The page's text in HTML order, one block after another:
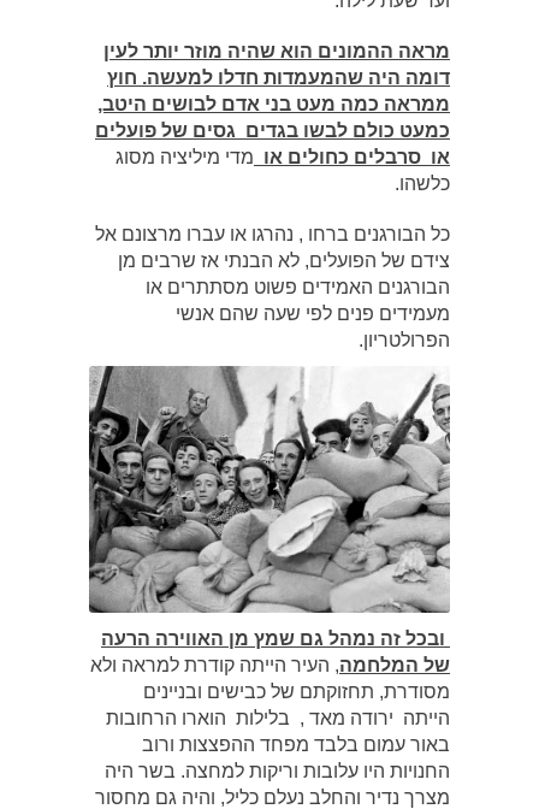
מראה ההמונים הוא שהיה מוזר יותר לעין
דומה היה שהמעמדות חדלו למעשה. חוץ
ממראה כמה מעט בני אדם לבושים היטב,
כמעט כולם לבשו בגדים גסים של פועלים
או סרבלים כחולים או מדי מיליציה מסוג
כלשהו.
כל הבורגנים ברחו , נהרגו או עברו מרצונם אל
צידם של הפועלים, לא הבנתי אז שרבים מן
הבורגנים האמידים פשוט מסתתרים או
מעמידים פנים לפי שעה שהם אנשי
הפרולטריון.
ובכל זה נמהל גם שמץ מן האווירה הרעה
של המלחמה, העיר הייתה קודרת למראה ולא
מסודרת, תחזוקתם של כבישים ובניינים
הייתה ירודה מאד , בלילות הוארו הרחובות
באור עמום בלבד מפחד ההפצצות ורוב
החנויות היו עלובות וריקות למחצה. בשר היה
מצרך נדיר והחלב נעלם כליל, והיה גם מחסור